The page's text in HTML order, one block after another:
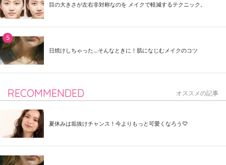
目の大きさが左右非対称なのを メイクで軽減するテクニック。
日焼けしちゃった...そんなときに！肌になじむメイクのコツ
RECOMMENDED オススメの記事
夏休みは垢抜けチャンス！今よりもっと可愛くなろう♡